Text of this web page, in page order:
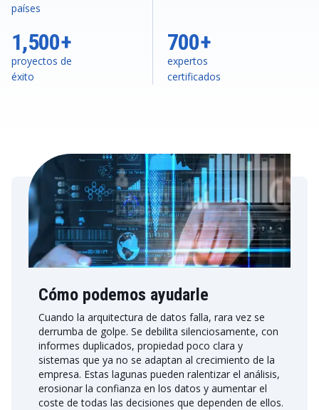
1,500+
proyectos de
éxito
países
700+
expertos
certificados
Cómo podemos ayudarle
Cuando la arquitectura de datos falla, rara vez se
derrumba de golpe. Se debilita silenciosamente, con
informes duplicados, propiedad poco clara y
sistemas que ya no se adaptan al crecimiento de la
empresa. Estas lagunas pueden ralentizar el análisis,
erosionar la confianza en los datos y aumentar el
coste de todas las decisiones que dependen de ellos.